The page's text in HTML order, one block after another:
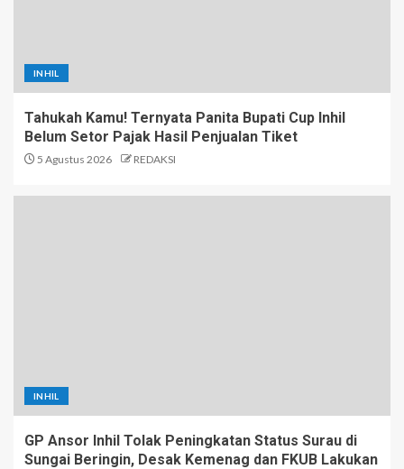
INHIL
Tahukah Kamu! Ternyata Panita Bupati Cup Inhil
Belum Setor Pajak Hasil Penjualan Tiket
5 Agustus 2026 REDAKSI
INHIL
GP Ansor Inhil Tolak Peningkatan Status Surau di
Sungai Beringin, Desak Kemenag dan FKUB Lakukan